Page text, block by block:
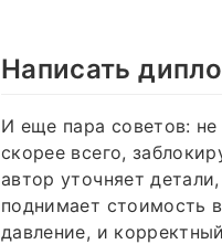
Написать
И еще пара советов:
скорее всего,
автор уточняет
поднимает стоимость
давление, и